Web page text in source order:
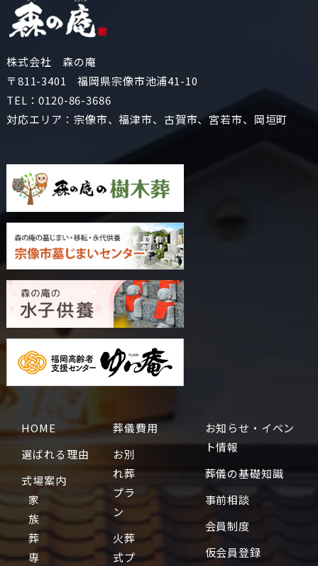
株式会社 森の庵
〒811-3401 福岡県宗像市池浦41-10
TEL：0120-86-3686
対応エリア：宗像市、福津市、古賀市、宮若市、岡垣町
HOME
選ばれる理由
式場案内
家
族
葬
専
葬儀費用
お別
れ葬
プラ
ン
火葬
式プ
お知らせ・イベン
ト情報
葬儀の基礎知識
事前相談
会員制度
仮会員登録